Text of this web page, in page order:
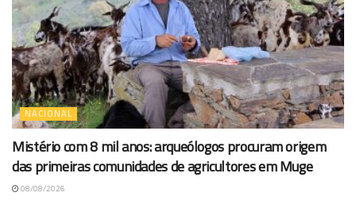
NACIONAL
Mistério com 8 mil anos: arqueólogos procuram origem
das primeiras comunidades de agricultores em Muge
08/08/2026